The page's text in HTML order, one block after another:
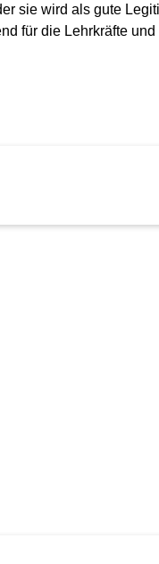
sie wird als gute
für die Lehrkräfte